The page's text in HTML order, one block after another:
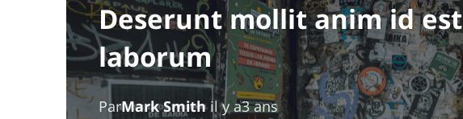
Deserunt mollit anim id est
laborum
ParMark Smithil y a3 ans